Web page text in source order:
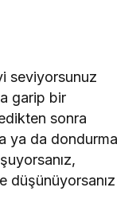
seviyorsunuz
garip bir
sonra
ya da dondurma
düşünüyorsanız